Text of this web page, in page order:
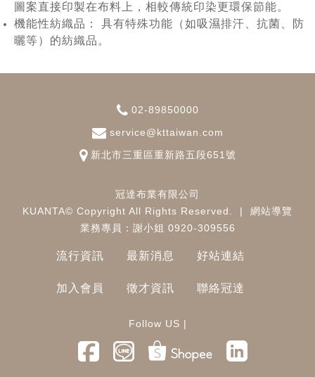
圖案直接印製在布料上，相較傳統印染更環保節能。
機能性紡織品： 具有特殊功能（如吸濕排汗、抗菌、防
曬等）的紡織品。
02-89850000
service@kttaiwan.com
新北市三重區重新路五段651號
冠達布業有限公司
KUANTA© Copyright All Rights Reserved.
| 網站導覽
業務專員：謝小姐 0920-309556
流行資訊 最新消息 好站連結
加入會員 徵才資訊 聯絡冠達
Follow US |